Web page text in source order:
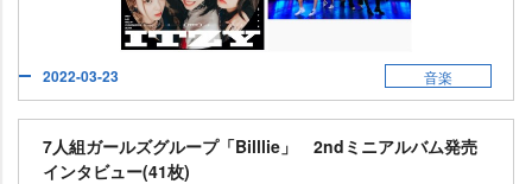
2022-03-23 音楽
7人組ガールズグループ「Billlie」 2ndミニアルバム発売
インタビュー(41枚)